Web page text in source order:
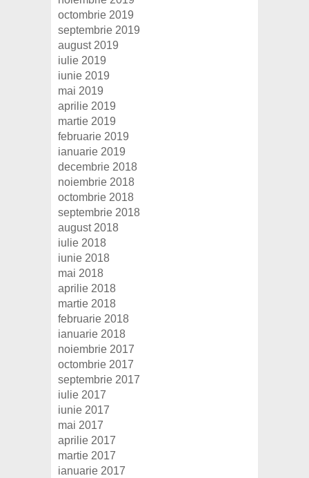
octombrie 2019
septembrie 2019
august 2019
iulie 2019
iunie 2019
mai 2019
aprilie 2019
martie 2019
februarie 2019
ianuarie 2019
decembrie 2018
noiembrie 2018
octombrie 2018
septembrie 2018
august 2018
iulie 2018
iunie 2018
mai 2018
aprilie 2018
martie 2018
februarie 2018
ianuarie 2018
noiembrie 2017
octombrie 2017
septembrie 2017
iulie 2017
iunie 2017
mai 2017
aprilie 2017
martie 2017
ianuarie 2017